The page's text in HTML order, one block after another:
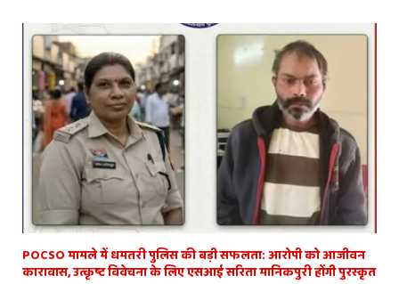
POCSO मामले में धमतरी पुलिस की बड़ी सफलता: आरोपी को आजीवन
कारावास, उत्कृष्ट विवेचना के लिए एसआई सरिता मानिकपुरी होंगी पुरस्कृत